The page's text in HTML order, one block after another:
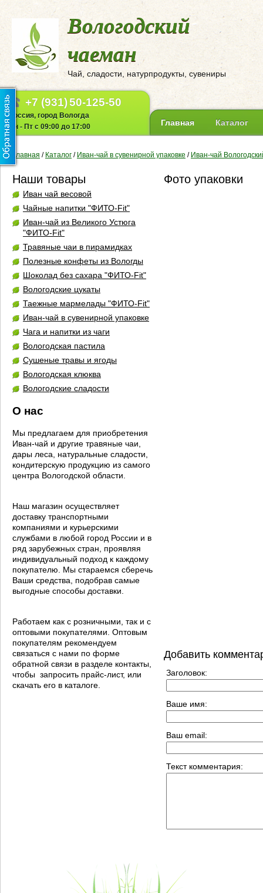
Вологодский
чаеман
Чай, сладости, натурпродукты, сувениры
+7 (931)50-125-50
Россия, город Вологда
Пн - Пт с 09:00 до 17:00
Главная Каталог
Главная / Каталог / Иван-чай в сувенирной упаковке / Иван-чай
Наши товары
Иван чай весовой
Чайные напитки "ФИТО-Fit"
Иван-чай из Великого Устюга
"ФИТО-Fit"
Травяные чаи в пирамидках
Полезные конфеты из Вологды
Шоколад без сахара "ФИТО-Fit"
Вологодские цукаты
Таежные мармелады "ФИТО-Fit"
Иван-чай в сувенирной упаковке
Чага и напитки из чаги
Вологодская пастила
Сушеные травы и ягоды
Вологодская клюква
Вологодские сладости
О нас
Мы предлагаем для приобретения
Иван-чай и другие травяные чаи,
дары леса, натуральные сладости,
кондитерскую продукцию из самого
центра Вологодской области.
Наш магазин осуществляет
доставку транспортными
компаниями и курьерскими
службами в любой город России и в
ряд зарубежных стран, проявляя
индивидуальный подход к каждому
покупателю. Мы стараемся сберечь
Ваши средства, подобрав самые
выгодные способы доставки.
Работаем как с розничными, так и с
оптовыми покупателями. Оптовым
покупателям рекомендуем
связаться с нами по форме
обратной связи в разделе контакты,
чтобы запросить прайс-лист, или
скачать его в каталоге.
Фото упаковки
Добавить
Заголовок:
Ваше имя:
Ваш email:
Текст комментария: